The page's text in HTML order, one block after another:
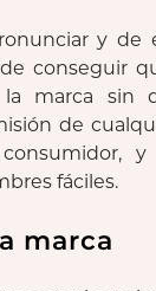
y de
conseguir
marca sin
de
fáciles.
marca